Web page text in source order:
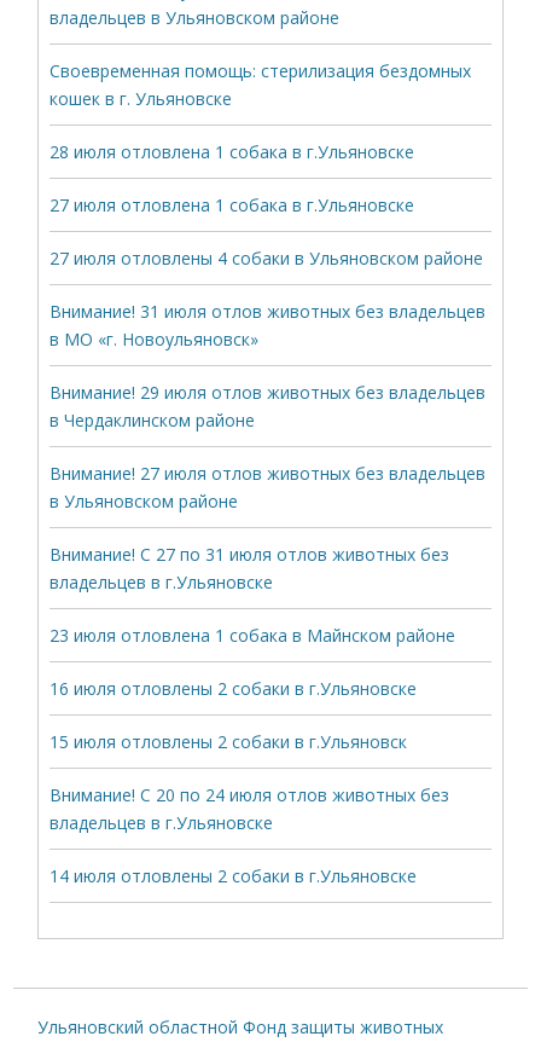
владельцев в Ульяновском районе
Своевременная помощь: стерилизация бездомных
кошек в г. Ульяновске
28 июля отловлена 1 собака в г.Ульяновске
27 июля отловлена 1 собака в г.Ульяновске
27 июля отловлены 4 собаки в Ульяновском районе
Внимание! 31 июля отлов животных без владельцев
в МО «г. Новоульяновск»
Внимание! 29 июля отлов животных без владельцев
в Чердаклинском районе
Внимание! 27 июля отлов животных без владельцев
в Ульяновском районе
Внимание! С 27 по 31 июля отлов животных без
владельцев в г.Ульяновске
23 июля отловлена 1 собака в Майнском районе
16 июля отловлены 2 собаки в г.Ульяновске
15 июля отловлены 2 собаки в г.Ульяновск
Внимание! С 20 по 24 июля отлов животных без
владельцев в г.Ульяновске
14 июля отловлены 2 собаки в г.Ульяновске
Ульяновский областной Фонд защиты животных